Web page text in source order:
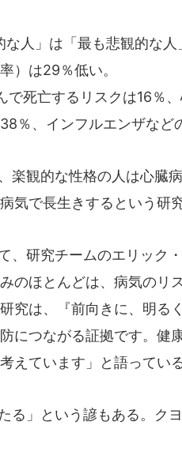
な人」は「最も悲観的な
）は29％低い。
で死亡するリスクは16％
％、インフルエンザなど
楽観的な性格の人は心臓
気で長生きするという研
、研究チームのエリック
のほとんどは、病気のリ
究は、『前向きに、明る
につながる証拠です。健
えています」と語っている
る」という諺もある。ク